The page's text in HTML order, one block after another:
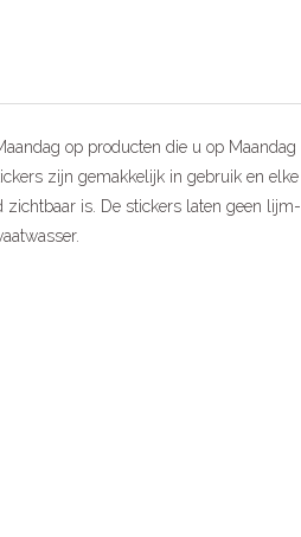
op producten die u op Maandag
zijn gemakkelijk in gebruik en elke
zichtbaar is. De stickers laten geen lijm-